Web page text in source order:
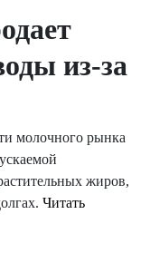
из-за
молочного рынка
жиров,
Читать